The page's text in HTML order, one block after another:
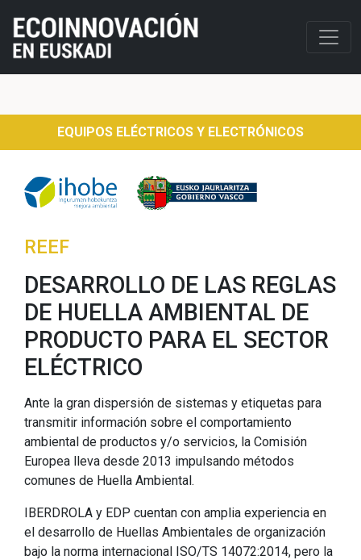
EQUIPOS ELÉCTRICOS Y ELECTRÓNICOS
REEF
DESARROLLO DE LAS REGLAS
DE HUELLA AMBIENTAL DE
PRODUCTO PARA EL SECTOR
ELÉCTRICO
Ante la gran dispersión de sistemas y etiquetas para
transmitir información sobre el comportamiento
ambiental de productos y/o servicios, la Comisión
Europea lleva desde 2013 impulsando métodos
comunes de Huella Ambiental.
IBERDROLA y EDP cuentan con amplia experiencia en
el desarrollo de Huellas Ambientales de organización
bajo la norma internacional ISO/TS 14072:2014, pero la